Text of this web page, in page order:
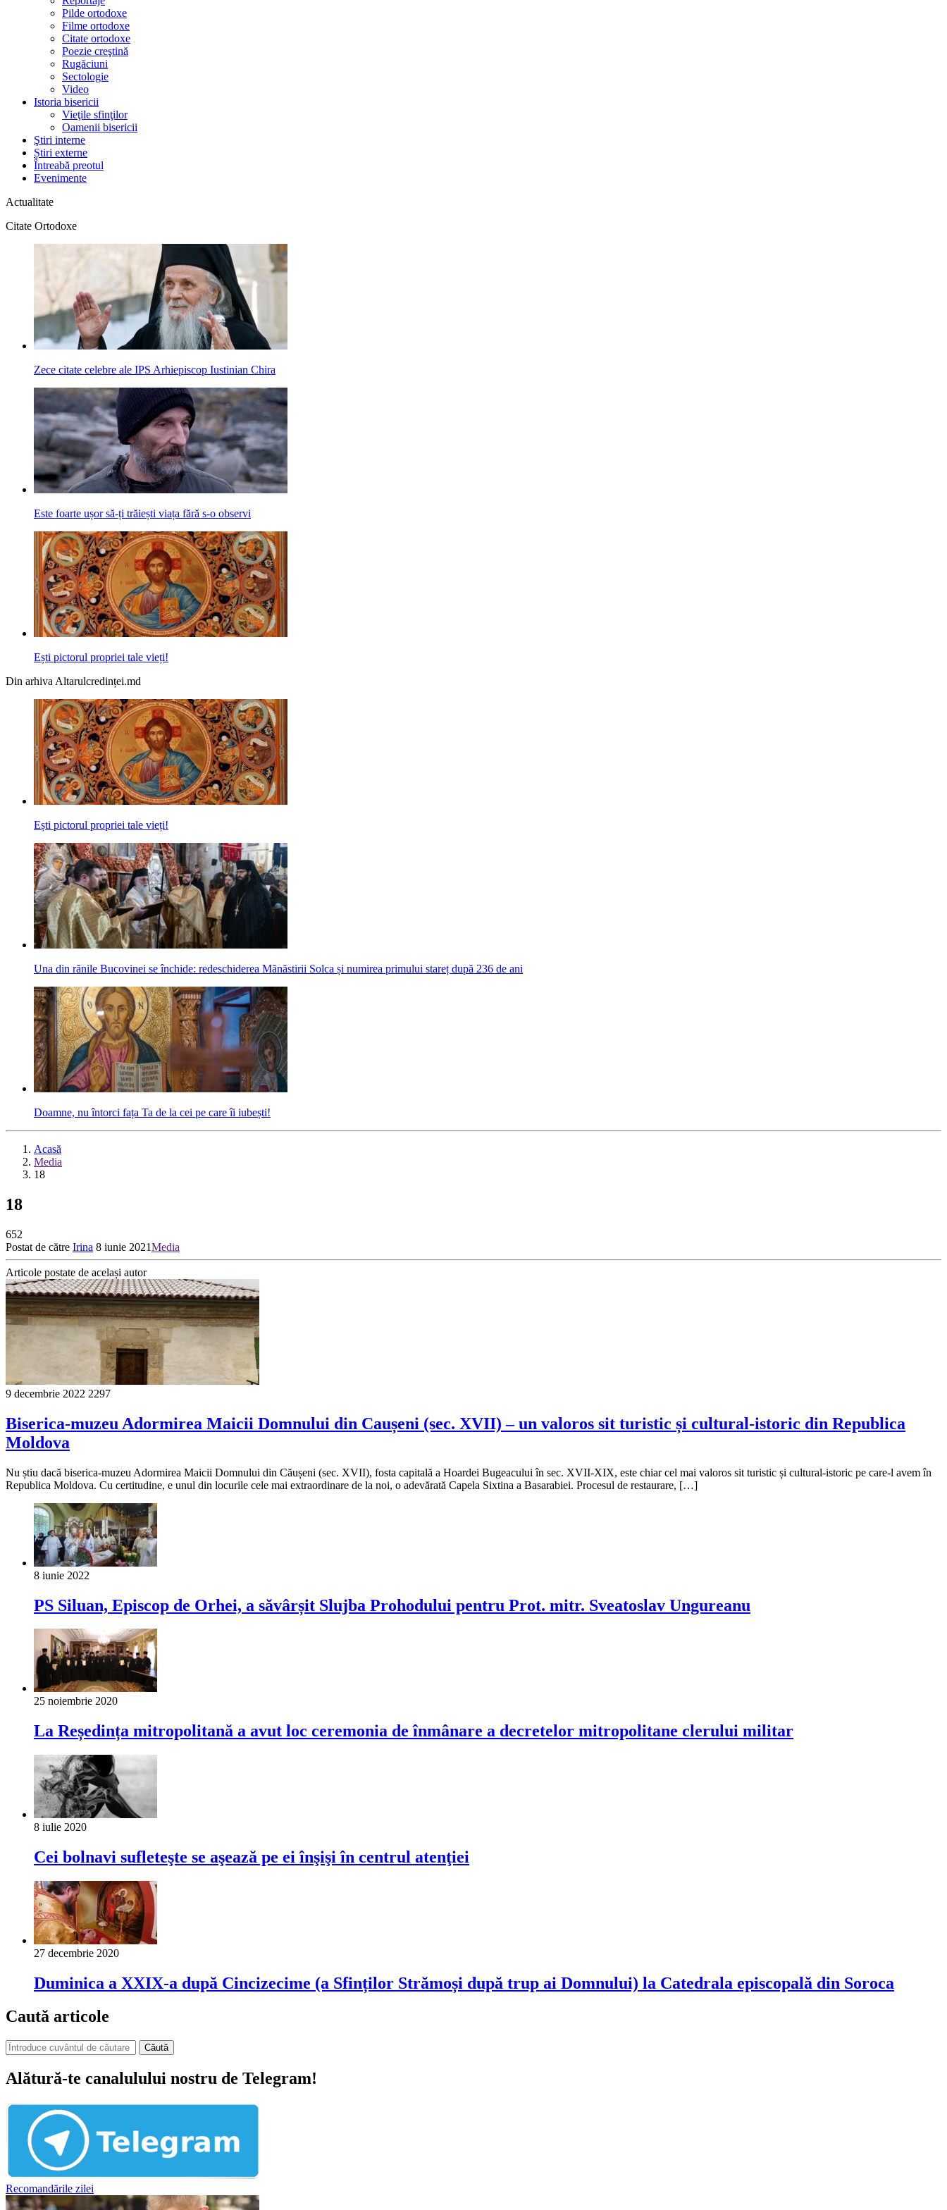
Pilde ortodoxe
Filme ortodoxe
Citate ortodoxe
Poezie creştină
Rugăciuni
Sectologie
Video
Istoria bisericii
Vieţile sfinţilor
Oamenii bisericii
Ştiri interne
Știri externe
Întreabă preotul
Evenimente
Actualitate
Citate Ortodoxe
Zece citate celebre ale IPS Arhiepiscop Iustinian Chira
Este foarte ușor să-ți trăiești viața fără s-o observi
Ești pictorul propriei tale vieți!
Din arhiva Altarulcredinței.md
Ești pictorul propriei tale vieți!
Una din rănile Bucovinei se închide: redeschiderea Mănăstirii Solca și numirea primului stareț după 236 de ani
Doamne, nu întorci fața Ta de la cei pe care îi iubești!
Acasă
Media
18
18
652
Postat de către Irina 8 iunie 2021Media
Articole postate de același autor
9 decembrie 2022 2297
Biserica-muzeu Adormirea Maicii Domnului din Caușeni (sec. XVII) – un valoros sit turistic și cultural-istoric din Republica
Moldova
Nu știu dacă biserica-muzeu Adormirea Maicii Domnului din Căușeni (sec. XVII), fosta capitală a Hoardei Bugeacului în sec. XVII-XIX, este chiar cel mai valoros sit turistic și cultural-istoric pe care-l avem în
Republica Moldova. Cu certitudine, e unul din locurile cele mai extraordinare de la noi, o adevărată Capela Sixtina a Basarabiei. Procesul de restaurare, […]
8 iunie 2022
PS Siluan, Episcop de Orhei, a săvârșit Slujba Prohodului pentru Prot. mitr. Sveatoslav Ungureanu
25 noiembrie 2020
La Reședința mitropolitană a avut loc ceremonia de înmânare a decretelor mitropolitane clerului militar
8 iulie 2020
Cei bolnavi sufleteşte se aşează pe ei înşişi în centrul atenţiei
27 decembrie 2020
Duminica a XXIX-a după Cincizecime (a Sfinților Strămoși după trup ai Domnului) la Catedrala episcopală din Soroca
Caută articole
Căută
Alătură-te canalulului nostru de Telegram!
Recomandările zilei